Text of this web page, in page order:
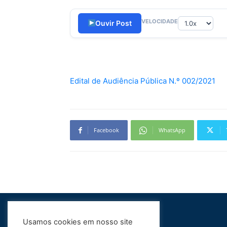
Ouvir Post VELOCIDADE
Edital de Audiência Pública N.º 002/2021
Facebook WhatsApp
Usamos cookies em nosso site